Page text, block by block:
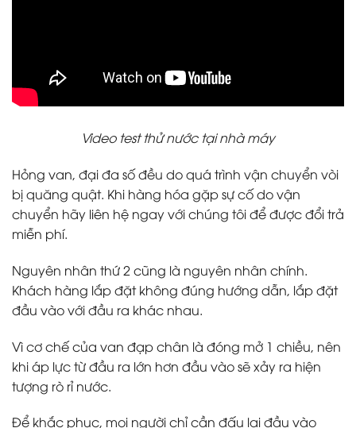
Video test thử nước tại nhà máy
Hỏng van, đại đa số đều do quá trình vận chuyển vòi
bị quăng quật. Khi hàng hóa gặp sự cố do vận
chuyển hãy liên hệ ngay với chúng tôi để được đổi trả
miễn phí.
Nguyên nhân thứ 2 cũng là nguyên nhân chính.
Khách hàng lắp đặt không đúng hướng dẫn, lắp đặt
đầu vào với đầu ra khác nhau.
Vì cơ chế của van đạp chân là đóng mở 1 chiều, nên
khi áp lực từ đầu ra lớn hơn đầu vào sẽ xảy ra hiện
tượng rò rỉ nước.
Để khắc phục, mọi người chỉ cần đấu lại đầu vào